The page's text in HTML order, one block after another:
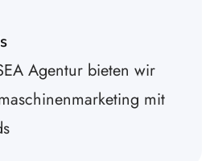
Agentur bieten wir
mit